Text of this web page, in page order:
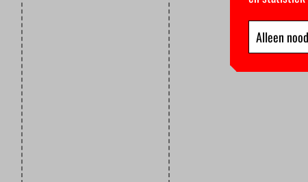
Alleen